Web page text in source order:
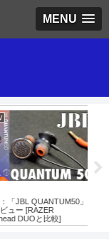
MENU
JBL QUANTUM50」
ー [RAZER
DUOと比較]